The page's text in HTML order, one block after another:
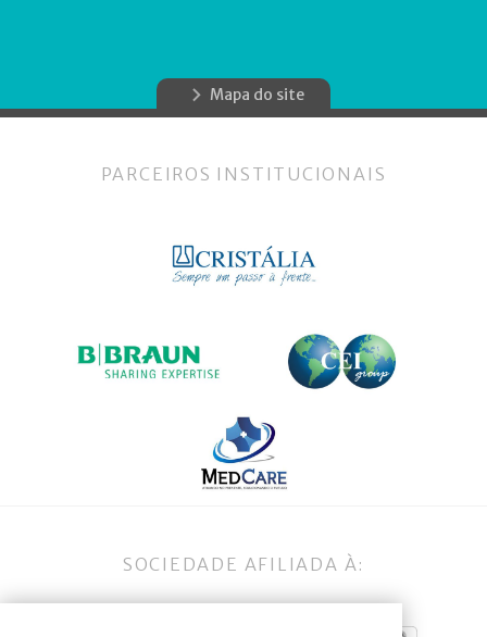
Mapa do site
PARCEIROS INSTITUCIONAIS
SOCIEDADE AFILIADA À: